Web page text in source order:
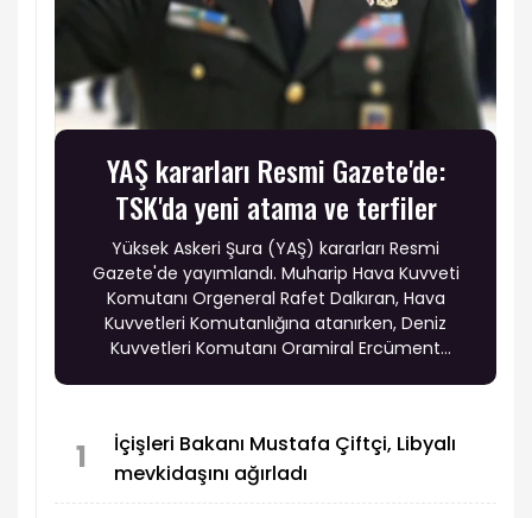
YAŞ kararları Resmi Gazete'de:
TSK'da yeni atama ve terfiler
Yüksek Askeri Şura (YAŞ) kararları Resmi
Gazete'de yayımlandı. Muharip Hava Kuvveti
Komutanı Orgeneral Rafet Dalkıran, Hava
Kuvvetleri Komutanlığına atanırken, Deniz
Kuvvetleri Komutanı Oramiral Ercüment
1
İçişleri Bakanı Mustafa Çiftçi, Libyalı
mevkidaşını ağırladı